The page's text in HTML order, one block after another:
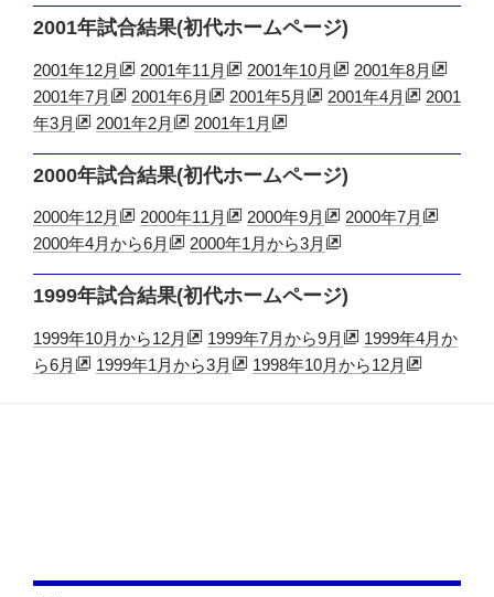
2001年試合結果(初代ホームページ)
2001年12月 2001年11月 2001年10月
2001年8月
2001年7月
2001年6月 2001年5月 2001年4月
2001
年3月
2001年2月 2001年1月
2000年試合結果(初代ホームページ)
2000年12月 2000年11月 2000年9月
2000年7月
2000年4月から6月
2000年1月から3月
1999年試合結果(初代ホームページ)
1999年10月から12月 1999年7月から9月
1999年4月か
ら6月
1999年1月から3月 1998年10月から12月